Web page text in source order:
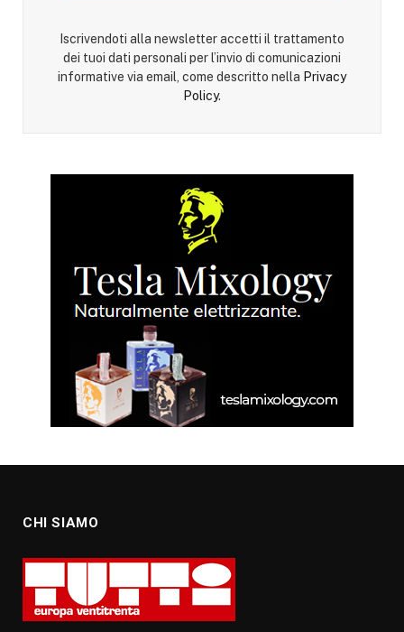
Iscrivendoti alla newsletter accetti il trattamento
dei tuoi dati personali per l’invio di comunicazioni
informative via email, come descritto nella Privacy
Policy.
CHI SIAMO